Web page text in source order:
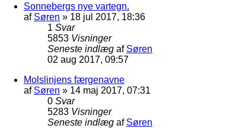
Sonnebergs nye vartegn.
af Søren » 18 jul 2017, 18:36
1 Svar
5853 Visninger
Seneste indlæg af Søren
02 aug 2017, 09:57
Molslinjens færgenavne
af Søren » 14 maj 2017, 07:31
0 Svar
5283 Visninger
Seneste indlæg af Søren